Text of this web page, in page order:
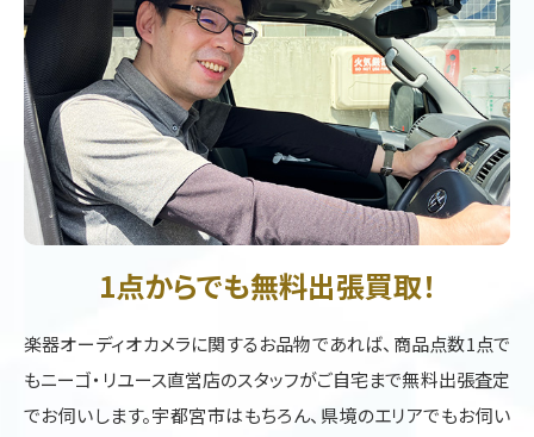
1点からでも無料出張買取！
楽器オーディオカメラに関するお品物であれば、商品点数1点で
もニーゴ・リユース直営店のスタッフがご自宅まで無料出張査定
でお伺いします。宇都宮市はもちろん、県境のエリアでもお伺い